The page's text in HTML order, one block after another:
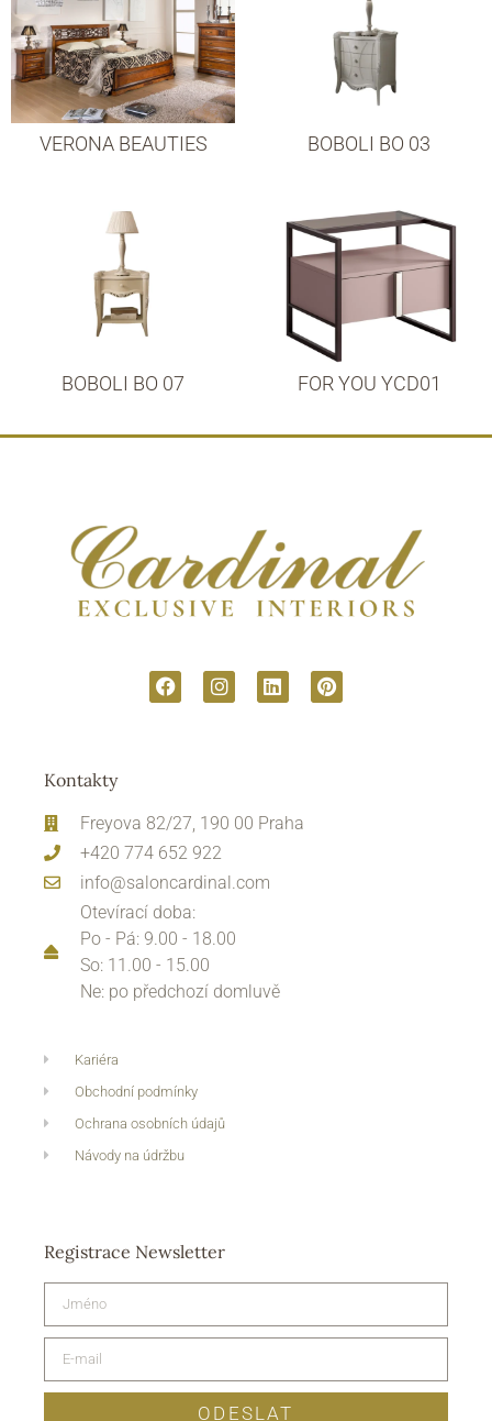
VERONA BEAUTIES BOBOLI BO 03
BOBOLI BO 07 FOR YOU YCD01
Kontakty
Freyova 82/27, 190 00 Praha
+420 774 652 922
info@saloncardinal.com
Otevírací doba:
Po - Pá: 9.00 - 18.00
So: 11.00 - 15.00
Ne: po předchozí domluvě
Kariéra
Obchodní podmínky
Ochrana osobních údajů
Návody na údržbu
Registrace Newsletter
ODESLAT